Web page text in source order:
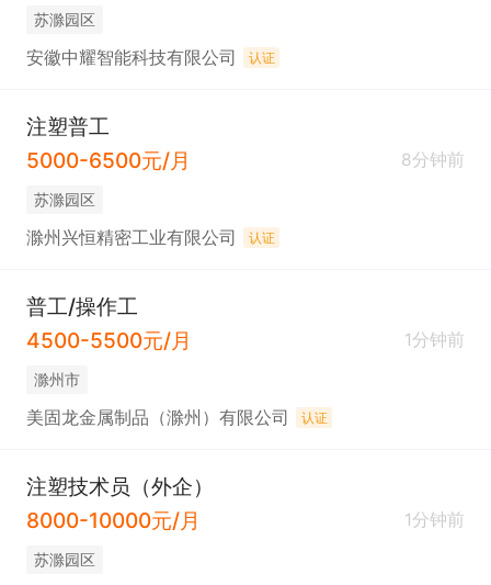
苏滁园区
安徽中耀智能科技有限公司 认证
注塑普工
5000-6500元/月
8分钟前
苏滁园区
滁州兴恒精密工业有限公司 认证
普工/操作工
4500-5500元/月
1分钟前
滁州市
美固龙金属制品（滁州）有限公司 认证
注塑技术员（外企）
8000-10000元/月
1分钟前
苏滁园区